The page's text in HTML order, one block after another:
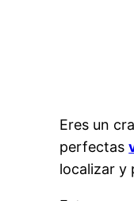
Eres un
perfectas
localizar y